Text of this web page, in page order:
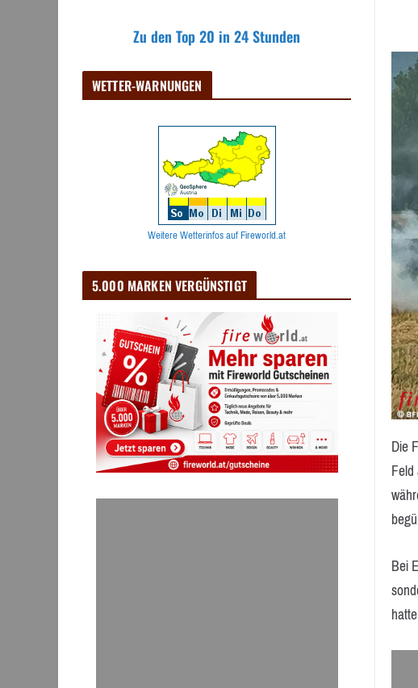
Die
Bei
Zu den Top 20 in 24 Stunden
WETTER-WARNUNGEN
Weitere Wetterinfos auf Fireworld.at
5.000 MARKEN VERGÜNSTIGT